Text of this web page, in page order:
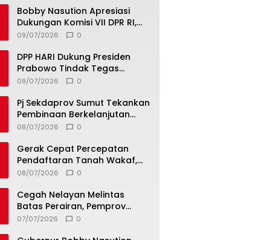
Bobby Nasution Apresiasi
Dukungan Komisi VII DPR RI,
Dorong PRSU Masuk Kalender
09/07/2026 0
DPP HARI Dukung Presiden
Prabowo Tindak Tegas
Pelaku Korupsi Tanpa Tebang
09/07/2026 0
Pj Sekdaprov Sumut Tekankan
Pembinaan Berkelanjutan
untuk Lahirkan Generasi
08/07/2026 0
Gerak Cepat Percepatan
Pendaftaran Tanah Wakaf,
Kanwil Kemenag Sumut dan
MoU
08/07/2026 0
Cegah Nelayan Melintas
Batas Perairan, Pemprov
Sumut Siapkan Tiga Langkah
07/07/2026 0